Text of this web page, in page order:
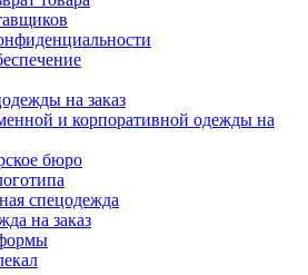
на заказ
и корпоративной одежды на
бюро
спецодежда
на заказ